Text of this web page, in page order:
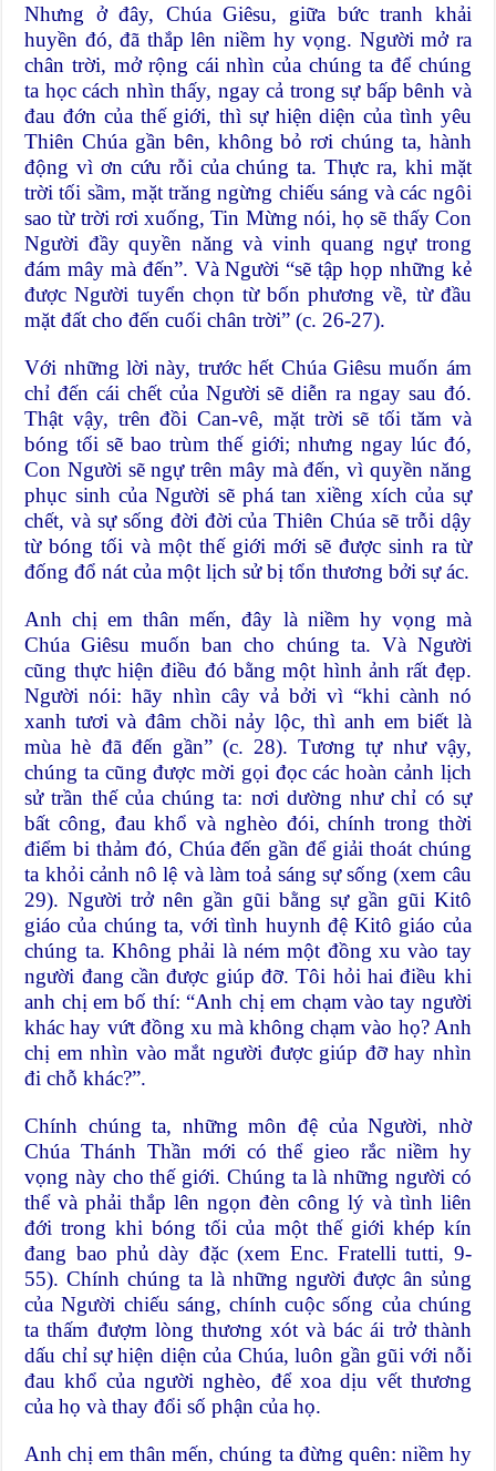
Nhưng ở đây, Chúa Giêsu, giữa bức tranh khải
huyền đó, đã thắp lên niềm hy vọng. Người mở ra
chân trời, mở rộng cái nhìn của chúng ta để chúng
ta học cách nhìn thấy, ngay cả trong sự bấp bênh và
đau đớn của thế giới, thì sự hiện diện của tình yêu
Thiên Chúa gần bên, không bỏ rơi chúng ta, hành
động vì ơn cứu rỗi của chúng ta. Thực ra, khi mặt
trời tối sầm, mặt trăng ngừng chiếu sáng và các ngôi
sao từ trời rơi xuống, Tin Mừng nói, họ sẽ thấy Con
Người đầy quyền năng và vinh quang ngự trong
đám mây mà đến”. Và Người “sẽ tập họp những kẻ
được Người tuyển chọn từ bốn phương về, từ đầu
mặt đất cho đến cuối chân trời” (c. 26-27).
Với những lời này, trước hết Chúa Giêsu muốn ám
chỉ đến cái chết của Người sẽ diễn ra ngay sau đó.
Thật vậy, trên đồi Can-vê, mặt trời sẽ tối tăm và
bóng tối sẽ bao trùm thế giới; nhưng ngay lúc đó,
Con Người sẽ ngự trên mây mà đến, vì quyền năng
phục sinh của Người sẽ phá tan xiềng xích của sự
chết, và sự sống đời đời của Thiên Chúa sẽ trỗi dậy
từ bóng tối và một thế giới mới sẽ được sinh ra từ
đống đổ nát của một lịch sử bị tổn thương bởi sự ác.
Anh chị em thân mến, đây là niềm hy vọng mà
Chúa Giêsu muốn ban cho chúng ta. Và Người
cũng thực hiện điều đó bằng một hình ảnh rất đẹp.
Người nói: hãy nhìn cây vả bởi vì “khi cành nó
xanh tươi và đâm chồi nảy lộc, thì anh em biết là
mùa hè đã đến gần” (c. 28). Tương tự như vậy,
chúng ta cũng được mời gọi đọc các hoàn cảnh lịch
sử trần thế của chúng ta: nơi dường như chỉ có sự
bất công, đau khổ và nghèo đói, chính trong thời
điểm bi thảm đó, Chúa đến gần để giải thoát chúng
ta khỏi cảnh nô lệ và làm toả sáng sự sống (xem câu
29). Người trở nên gần gũi bằng sự gần gũi Kitô
giáo của chúng ta, với tình huynh đệ Kitô giáo của
chúng ta. Không phải là ném một đồng xu vào tay
người đang cần được giúp đỡ. Tôi hỏi hai điều khi
anh chị em bố thí: “Anh chị em chạm vào tay người
khác hay vứt đồng xu mà không chạm vào họ? Anh
chị em nhìn vào mắt người được giúp đỡ hay nhìn
đi chỗ khác?”.
Chính chúng ta, những môn đệ của Người, nhờ
Chúa Thánh Thần mới có thể gieo rắc niềm hy
vọng này cho thế giới. Chúng ta là những người có
thể và phải thắp lên ngọn đèn công lý và tình liên
đới trong khi bóng tối của một thế giới khép kín
đang bao phủ dày đặc (xem Enc. Fratelli tutti, 9-
55). Chính chúng ta là những người được ân sủng
của Người chiếu sáng, chính cuộc sống của chúng
ta thấm đượm lòng thương xót và bác ái trở thành
dấu chỉ sự hiện diện của Chúa, luôn gần gũi với nỗi
đau khổ của người nghèo, để xoa dịu vết thương
của họ và thay đổi số phận của họ.
Anh chị em thân mến, chúng ta đừng quên: niềm hy